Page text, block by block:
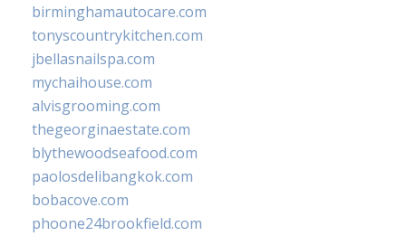
birminghamautocare.com
tonyscountrykitchen.com
jbellasnailspa.com
mychaihouse.com
alvisgrooming.com
thegeorginaestate.com
blythewoodseafood.com
paolosdelibangkok.com
bobacove.com
phoone24brookfield.com